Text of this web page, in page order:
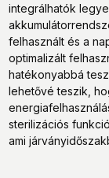
integrálhatók
felhasznált és a
optimalizált
hatékonyabbá
lehetővé teszik,
sterilizációs
ami